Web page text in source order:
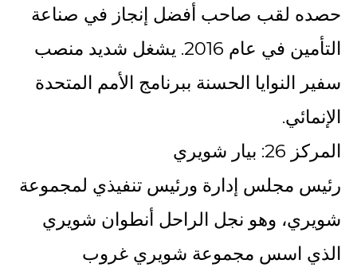
حصده لقب صاحب أفضل إنجاز في صناعة
التأمين في عام 2016. يشغل شديد منصب
سفير النوايا الحسنة ببرنامج الأمم المتحدة
الإنمائي.
المركز 26: بيار شويري
رئيس مجلس إدارة ورئيس تنفيذي لمجموعة
شويري، وهو نجل الراحل أنطوان شويري
الذي اسس مجموعة شويري غروب